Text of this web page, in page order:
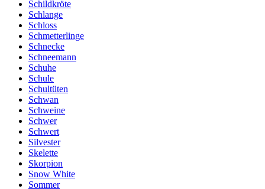
Schildkröte
Schlange
Schloss
Schmetterlinge
Schnecke
Schneemann
Schuhe
Schule
Schultüten
Schwan
Schweine
Schwer
Schwert
Silvester
Skelette
Skorpion
Snow White
Sommer